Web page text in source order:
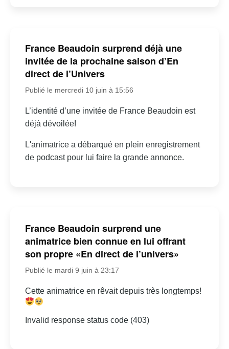
France Beaudoin surprend déjà une
invitée de la prochaine saison d’En
direct de l’Univers
Publié le mercredi 10 juin à 15:56
L’identité d’une invitée de France Beaudoin est
déjà dévoilée!
L'animatrice a débarqué en plein enregistrement
de podcast pour lui faire la grande annonce.
France Beaudoin surprend une
animatrice bien connue en lui offrant
son propre «En direct de l’univers»
Publié le mardi 9 juin à 23:17
Cette animatrice en rêvait depuis très longtemps!
Invalid response status code (403)